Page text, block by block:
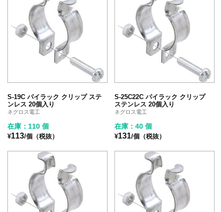
S-19C パイラック クリップ ステ
ンレス 20個入り
ネグロス電工
在庫：110 個
¥113/個（税抜）
S-25C22C パイラック クリップ
ステンレス 20個入り
ネグロス電工
在庫：40 個
¥131/個（税抜）